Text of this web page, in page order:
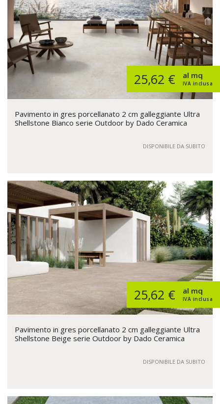
25,62 € IVA inclusa
al mq
Pavimento in gres porcellanato 2 cm galleggiante Ultra
Shellstone Bianco serie Outdoor by Dado Ceramica
DISPONIBILE DA SUBITO
25,62 € IVA inclusa
al mq
Pavimento in gres porcellanato 2 cm galleggiante Ultra
Shellstone Beige serie Outdoor by Dado Ceramica
DISPONIBILE DA SUBITO